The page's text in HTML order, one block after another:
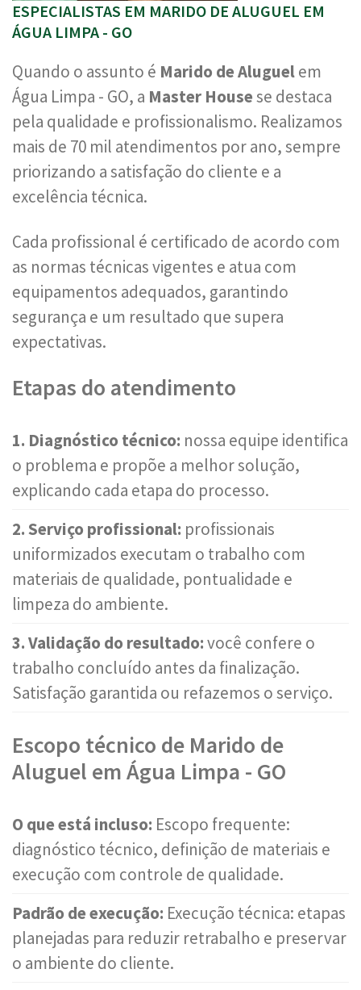
ESPECIALISTAS EM MARIDO DE ALUGUEL EM
ÁGUA LIMPA - GO
Quando o assunto é Marido de Aluguelem
Água Limpa - GO, a Master Housese destaca
pela qualidade e profissionalismo. Realizamos
mais de 70 mil atendimentos por ano, sempre
priorizando a satisfação do cliente e a
excelência técnica.
Cada profissional é certificado de acordo com
as normas técnicas vigentes e atua com
equipamentos adequados, garantindo
segurança e um resultado que supera
expectativas.
Etapas do atendimento
1. Diagnóstico técnico: nossa equipe identifica
o problema e propõe a melhor solução,
explicando cada etapa do processo.
2. Serviço profissional: profissionais
uniformizados executam o trabalho com
materiais de qualidade, pontualidade e
limpeza do ambiente.
3. Validação do resultado:você confere o
trabalho concluído antes da finalização.
Satisfação garantida ou refazemos o serviço.
Escopo técnico de Marido de
Aluguel em Água Limpa - GO
O que está incluso: Escopo frequente:
diagnóstico técnico, definição de materiais e
execução com controle de qualidade.
Padrão de execução: Execução técnica: etapas
planejadas para reduzir retrabalho e preservar
o ambiente do cliente.